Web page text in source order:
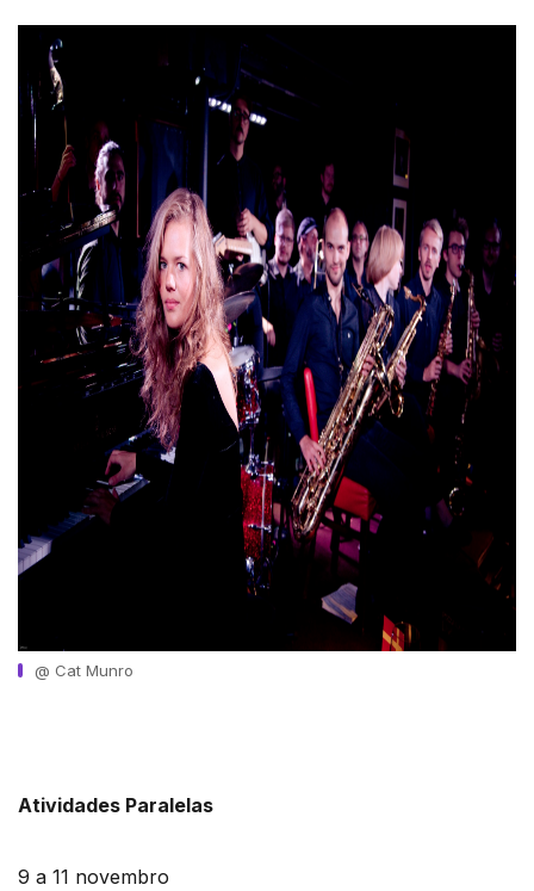
@ Cat Munro
Atividades Paralelas
9 a 11 novembro